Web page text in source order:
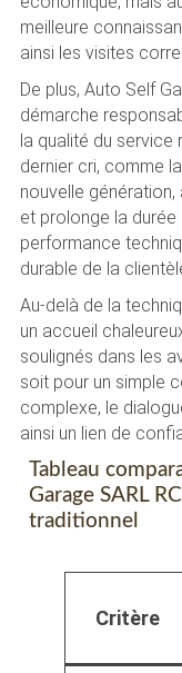
meilleure
ainsi les visites
De plus, Auto Self
démarche
la qualité du service
dernier cri, comme
nouvelle
et prolonge la
performance
durable de la
Au-delà de la
un accueil
soulignés dans les
soit pour un simple
complexe, le
ainsi un lien de
Tableau
Garage SARL
traditionnel
Critère